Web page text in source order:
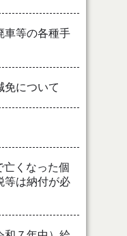
車等の各種手
免について
くなった個
等は納付が必